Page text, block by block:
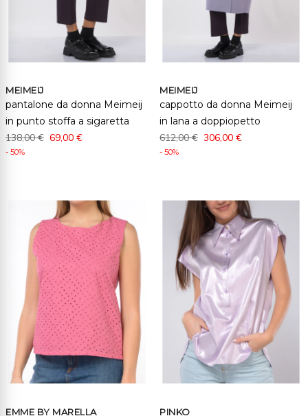
MEIMEIJ
pantalone da donna Meimeij
in punto stoffa a sigaretta
138,00 € 69,00 €
- 50%
MEIMEIJ
cappotto da donna Meimeij
in lana a doppiopetto
612,00 € 306,00 €
- 50%
EMME BY MARELLA PINKO